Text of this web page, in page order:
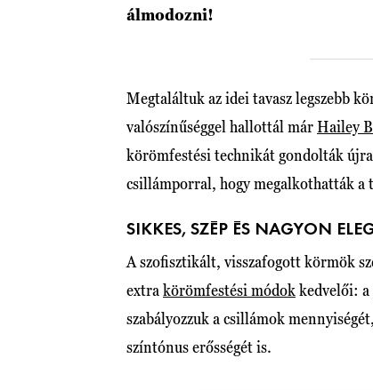
álmodozni!
Megtaláltuk az idei tavasz legszebb
valószínűséggel hallottál márHailey
körömfestési technikát gondolták
csillámporral, hogy megalkothatták a
SIKKES, SZÉP ÉS NAGYON
A szofisztikált, visszafogott körmök
extra körömfestési módokkedvelői: a
szabályozzuk a csillámok
színtónus erősségét is.